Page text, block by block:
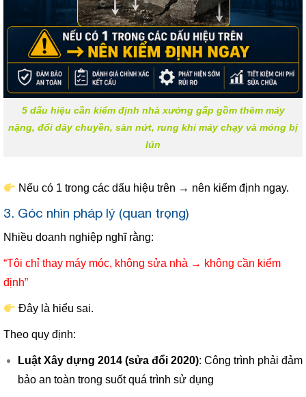
5 dấu hiệu cần kiểm định nhà xưởng gấp gồm thêm máy
nặng, đổi dây chuyền, sàn nứt, rung khi máy chạy và móng bị
lún
Nếu có 1 trong các dấu hiệu trên → nên kiểm định ngay.
3. Góc nhìn pháp lý (quan trọng)
Nhiều doanh nghiệp nghĩ rằng:
“Tôi chỉ thay máy móc, không sửa nhà → không cần kiểm
định”
Đây là hiểu sai.
Theo quy định:
Luật Xây dựng 2014 (sửa đổi 2020): Công trình phải đảm
bảo an toàn trong suốt quá trình sử dụng